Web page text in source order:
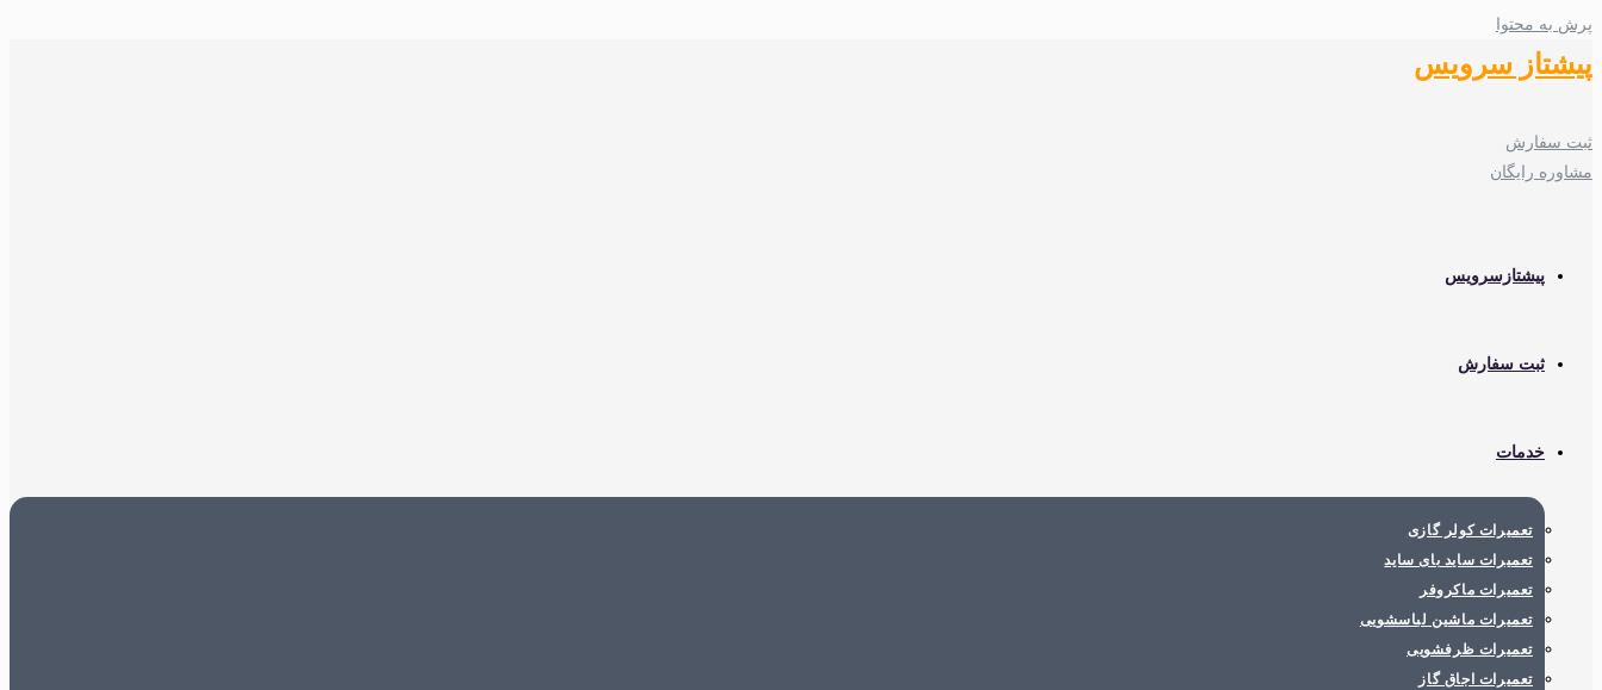
پرش به محتوا
پیشتاز سرویس
ثبت سفارش
مشاوره رایگان
پیشتازسرویس
ثبت سفارش
خدمات
تعمیرات کولر گازی
تعمیرات ساید بای ساید
تعمیرات ماکروفر
تعمیرات ماشین لباسشویی
تعمیرات ظرفشویی
تعمیرات اجاق گاز